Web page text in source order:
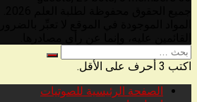
البحث
عن
اكتب 3 أحرف على الأقل.
الصفحة الرئيسية للصوتيات